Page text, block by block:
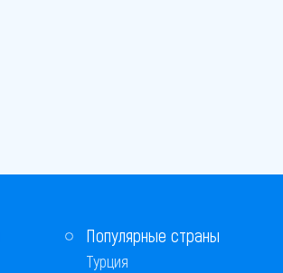
Популярные страны
Турция